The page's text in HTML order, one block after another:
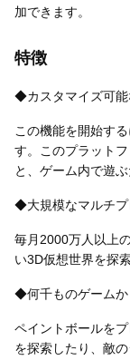
加できます。
特徴
◆カスタマイズ可能
この機能を開始す
す。このプラット
と、ゲーム内で遊
◆大規模なマルチプ
毎月2000万人以上
い3D仮想世界を探
◆何千ものゲームか
ペイントボールを
を探索したり、敵